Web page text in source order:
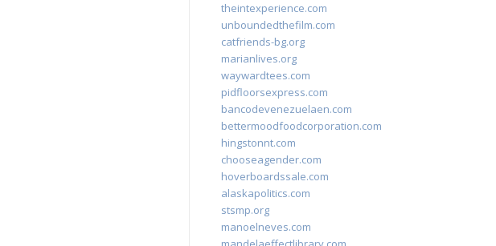
theintexperience.com
unboundedthefilm.com
catfriends-bg.org
marianlives.org
waywardtees.com
pidfloorsexpress.com
bancodevenezuelaen.com
bettermoodfoodcorporation.com
hingstonnt.com
chooseagender.com
hoverboardssale.com
alaskapolitics.com
stsmp.org
manoelneves.com